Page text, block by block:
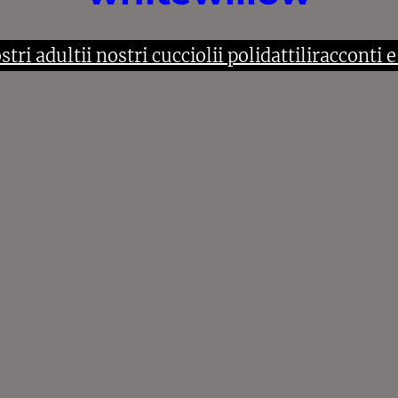
adultii nostri cucciolii polidattiliracconti